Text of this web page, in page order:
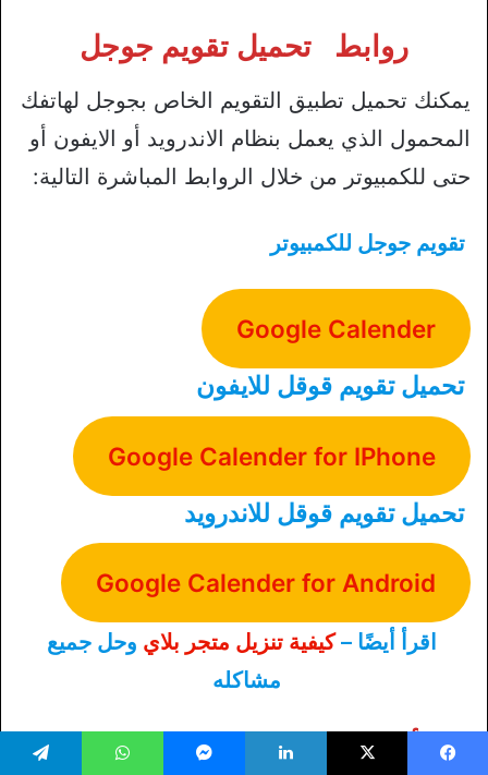
روابط تحميل تقويم جوجل
يمكنك تحميل تطبيق التقويم الخاص بجوجل لهاتفك
المحمول الذي يعمل بنظام الاندرويد أو الايفون أو
حتى للكمبيوتر من خلال الروابط المباشرة التالية:
تقويم جوجل للكمبيوتر
Google Calender
تحميل تقويم قوقل للايفون
Google Calender for IPhone
تحميل تقويم قوقل للاندرويد
Google Calender for Android
اقرأ أيضًا –كيفية تنزيل متجر بلاي وحل جميع
مشاكله
الأسئلة الشائعة عن تقويم جوجل